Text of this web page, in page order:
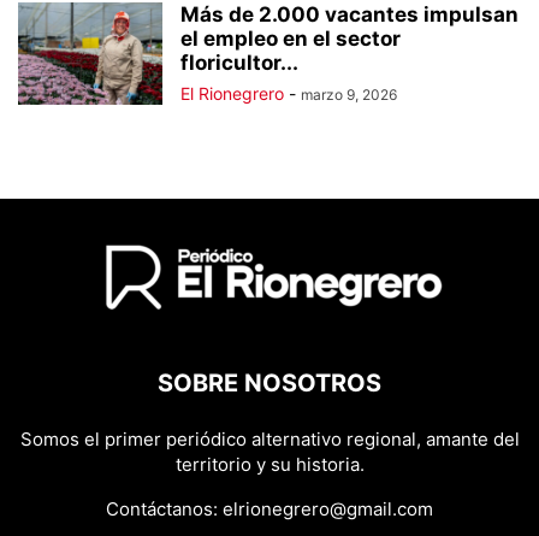
Más de 2.000 vacantes impulsan
el empleo en el sector
floricultor...
El Rionegrero - marzo 9, 2026
SOBRE NOSOTROS
Somos el primer periódico alternativo regional, amante del
territorio y su historia.
Contáctanos: elrionegrero@gmail.com